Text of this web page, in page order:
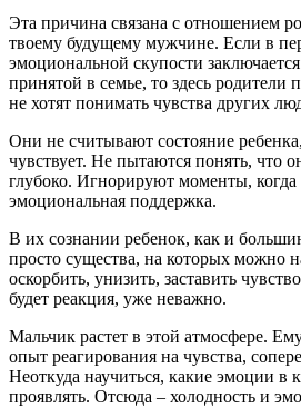
Эта причина связана с отношением
твоему будущему мужчине. Если в
эмоциональной скупости
принятой в семье, то здесь родители
не хотят понимать чувства других
Они не считывают состояние
чувствует. Не пытаются понять, что
глубоко. Игнорируют моменты,
эмоциональная поддержка.
В их сознании ребенок, как и
просто существа, на которых можно
оскорбить, унизить, заставить
будет реакция, уже неважно.
Мальчик растет в этой атмосфере.
опыт реагирования на чувства,
Неоткуда научиться, какие эмоции в
проявлять. Отсюда – холодность и